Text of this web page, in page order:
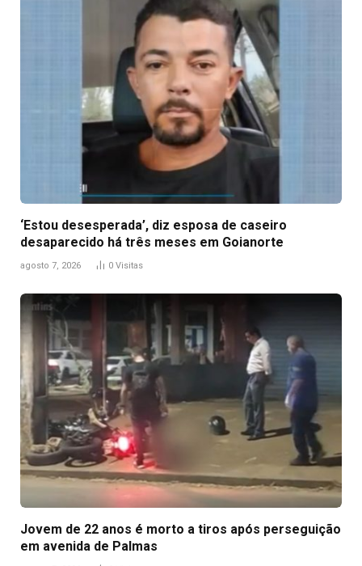
‘Estou desesperada’, diz esposa de caseiro
desaparecido há três meses em Goianorte
agosto 7, 2026 0 Visitas
Jovem de 22 anos é morto a tiros após perseguição
em avenida de Palmas